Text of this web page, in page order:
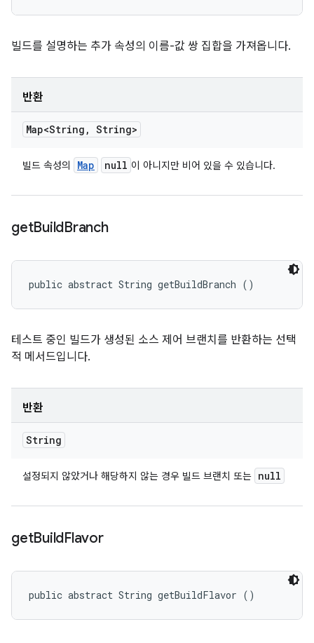
빌드를 설명하는 추가 속성의 이름-값 쌍 집합을 가져옵니다.
반환
Map<String , String>
빌드 속성의 Map null 이 아니지만 비어 있을 수 있습니다.
getBuildBranch
public abstract String getBuildBranch ()
테스트 중인 빌드가 생성된 소스 제어 브랜치를 반환하는 선택
적 메서드입니다.
반환
String
설정되지 않았거나 해당하지 않는 경우 빌드 브랜치 또는 null
getBuildFlavor
public abstract String getBuildFlavor ()